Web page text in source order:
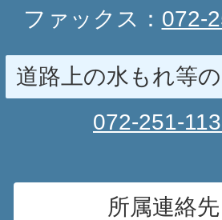
ファックス： 072-
道路上の水もれ等
072-251-
所属連絡先